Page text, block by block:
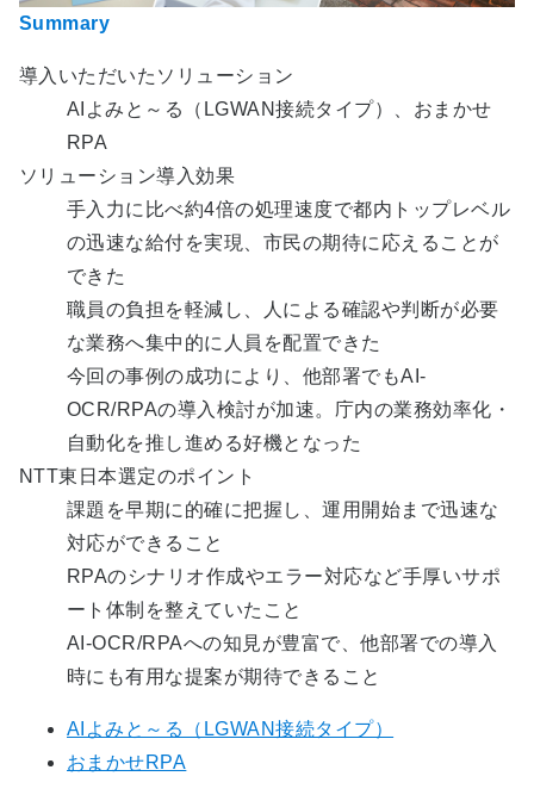
Summary
導入いただいたソリューション
AIよみと～る（LGWAN接続タイプ）、おまかせ
RPA
ソリューション導入効果
手入力に比べ約4倍の処理速度で都内トップレベル
の迅速な給付を実現、市民の期待に応えることが
できた
職員の負担を軽減し、人による確認や判断が必要
な業務へ集中的に人員を配置できた
今回の事例の成功により、他部署でもAI-
OCR/RPAの導入検討が加速。庁内の業務効率化・
自動化を推し進める好機となった
NTT東日本選定のポイント
課題を早期に的確に把握し、運用開始まで迅速な
対応ができること
RPAのシナリオ作成やエラー対応など手厚いサポ
ート体制を整えていたこと
AI-OCR/RPAへの知見が豊富で、他部署での導入
時にも有用な提案が期待できること
AIよみと～る（LGWAN接続タイプ）
おまかせRPA